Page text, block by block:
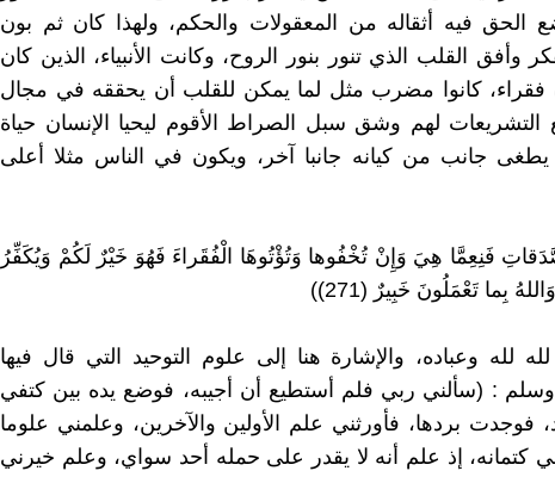
الحق فيه أثقاله من المعقولات والحكم، ولهذا كان ثم بون
وأفق القلب الذي تنور بنور الروح، وكانت الأنبياء، الذين كان
فقراء، كانوا مضرب مثل لما يمكن للقلب أن يحققه في مجال
التشريعات لهم وشق سبل الصراط الأقوم ليحيا الإنسان حياة
يطغى جانب من كيانه جانبا آخر، ويكون في الناس مثلا أعلى
الصَّدَقاتِ فَنِعِمَّا هِيَ وَإِنْ تُخْفُوها وَتُؤْتُوهَا الْفُقَراءَ فَهُوَ خَيْرٌ لَكُمْ وَيُكَفِّرُ
بِما تَعْمَلُونَ خَبِيرٌ (271))
لله وعباده، والإشارة هنا إلى علوم التوحيد التي قال فيها
وسلم : (سألني ربي فلم أستطيع أن أجيبه، فوضع يده بين كتفي
فوجدت بردها، فأورثني علم الأولين والآخرين، وعلمني علوما
كتمانه، إذ علم أنه لا يقدر على حمله أحد سواي، وعلم خيرني